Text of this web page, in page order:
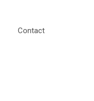
Contact